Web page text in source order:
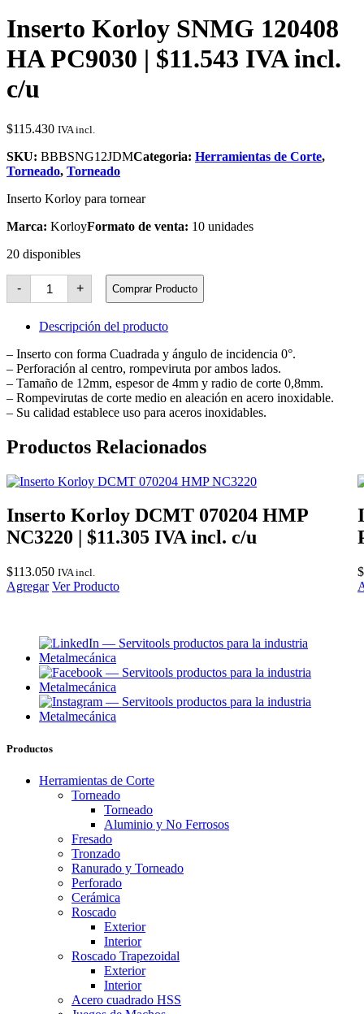
Inserto Korloy SNMG 120408
HA PC9030 | $11.543 IVA incl.
c/u
$115.430 IVA incl.
SKU: BBBSNG12JDMCategoria: Herramientas de Corte,
Torneado, Torneado
Inserto Korloy para tornear
Marca: KorloyFormato de venta: 10 unidades
20 disponibles
-
Inserto
Korloy
SNMG
120408
HA
cantidad
+ Comprar Producto
Descripción del producto
– Inserto con forma Cuadrada y ángulo de incidencia 0°.
– Perforación al centro, rompeviruta por ambos lados.
– Tamaño de 12mm, espesor de 4mm y radio de corte 0,8mm.
– Rompevirutas de corte medio en aleación en acero inoxidable.
– Su calidad establece uso para aceros inoxidables.
Productos Relacionados
Inserto Korloy DCMT 070204 HMP
NC3220 | $11.305 IVA incl. c/u
$113.050 IVA incl.
Agregar Ver Producto
$
Productos
Herramientas de Corte
Torneado
Torneado
Aluminio y No Ferrosos
Fresado
Tronzado
Ranurado y Torneado
Perforado
Cerámica
Roscado
Exterior
Interior
Roscado Trapezoidal
Exterior
Interior
Acero cuadrado HSS